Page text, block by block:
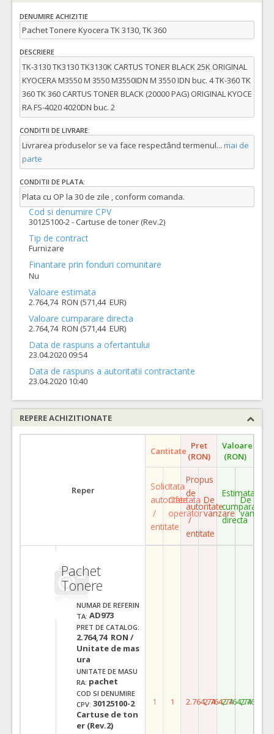
DENUMIRE ACHIZITIE
Pachet Tonere Kyocera TK 3130, TK 360
DESCRIERE
TK-3130 TK3130 TK3130K CARTUS TONER BLACK 25K ORIGINAL
KYOCERA M3550 M 3550 M3550IDN M 3550 IDN buc. 4 TK-360 TK
360 TK 360 CARTUS TONER BLACK (20000 PAG) ORIGINAL KYOCE
RA FS-4020 4020DN buc. 2
CONDITII DE LIVRARE:
Livrarea produselor se va face respectând termenul... mai de
parte
CONDITII DE PLATA:
Plata cu OP la 30 de zile , conform comanda.
Cod si denumire CPV
30125100-2 - Cartuse de toner (Rev.2)
Tip de contract
Furnizare
Finantare prin fonduri comunitare
Nu
Valoare estimata
2.764,74 RON (571,44 EUR)
Valoare cumparare directa
2.764,74 RON (571,44 EUR)
Data de raspuns a ofertantului
23.04.2020 09:54
Data de raspuns a autoritatii contractante
23.04.2020 10:40
REPERE ACHIZITIONATE
Reper
Cantitate Pret
(RON)
Valoare
(RON)
Solicitata
autoritate
/
entitate
Ofertata
operator
Propus
de
autoritate
/
entitate
De
vanzare
Estimata
cumparare
directa
De
vanzare
Pachet
Tonere
NUMAR DE REFERIN
TA: AD973
PRET DE CATALOG:
2.764,74 RON /
Unitate de mas
ura
UNITATE DE MASU
RA: pachet
COD SI DENUMIRE
CPV: 30125100-2
Cartuse de ton
er (Rev.2)
1 1 2.764,742.764,742.764,742.764,74